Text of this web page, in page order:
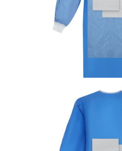
Dezynfekcja i środki ochrony